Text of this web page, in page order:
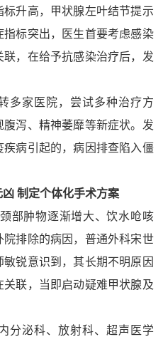
升高，甲状腺左叶结节提示
标突出，医生首要考虑感染
，在给予抗感染治疗后，发
多家医院，尝试多种治疗方
泻、精神萎靡等新症状。发
病引起的，病因排查陷入僵
制定个体化手术方案
部肿物逐渐增大、饮水呛咳
排除的病因，普通外科宋世
锐意识到，其长期不明原因
联，当即启动疑难甲状腺及
分泌科、放射科、超声医学